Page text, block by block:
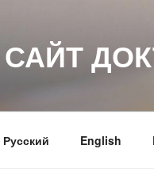
САЙТ
Русский English